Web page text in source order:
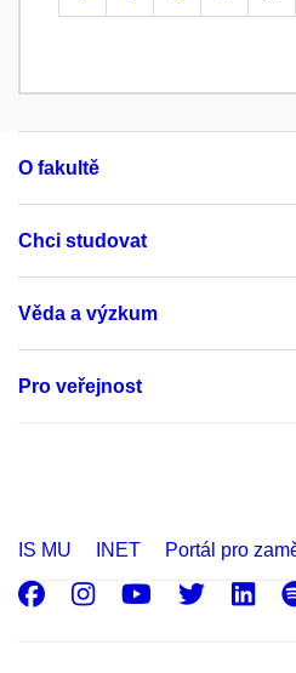
O fakultě
Chci studovat
Věda a výzkum
Pro veřejnost
IS MU INET Portál pro
Facebook
Instagram
Youtube